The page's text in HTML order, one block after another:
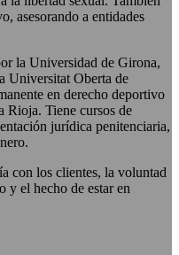
asesorando a entidades
la Universidad de Girona,
Universitat Oberta de
en derecho deportivo
Rioja. Tiene cursos de
jurídica penitenciaria,
con los clientes, la voluntad
y el hecho de estar en